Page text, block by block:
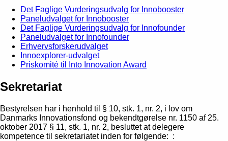
Det Faglige Vurderingsudvalg for Innobooster
Paneludvalget for Innobooster
Det Faglige Vurderingsudvalg for Innofounder
Paneludvalget for Innofounder
Erhvervsforskerudvalget
Innoexplorer-udvalget
Priskomité til Into Innovation Award
Sekretariat
Bestyrelsen har i henhold til § 10, stk. 1, nr. 2, i lov om
Danmarks Innovationsfond og bekendtgørelse nr. 1150 af 25.
oktober 2017 § 11, stk. 1, nr. 2, besluttet at delegere
kompetence til sekretariatet inden for følgende: :